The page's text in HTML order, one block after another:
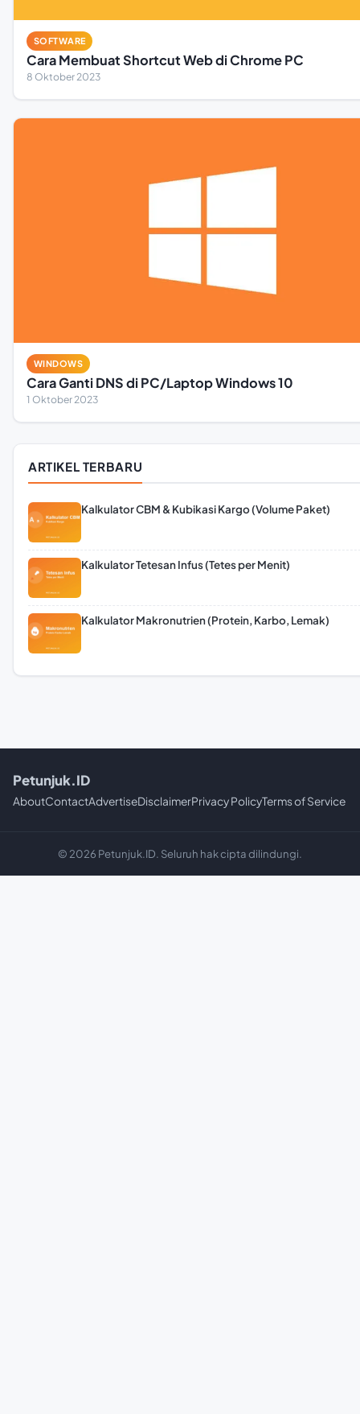
SOFTWARE
Cara Membuat Shortcut Web di Chrome PC
8 Oktober 2023
WINDOWS
Cara Ganti DNS di PC/Laptop Windows 10
1 Oktober 2023
ARTIKEL TERBARU
Kalkulator CBM & Kubikasi Kargo (Volume Paket)
Kalkulator Tetesan Infus (Tetes per Menit)
Kalkulator Makronutrien (Protein, Karbo, Lemak)
Petunjuk.ID
AboutContactAdvertiseDisclaimerPrivacy PolicyTerms of Service
© 2026 Petunjuk.ID. Seluruh hak cipta dilindungi.